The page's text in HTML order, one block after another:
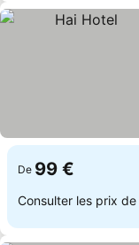
De 99 €
Consulter les prix de